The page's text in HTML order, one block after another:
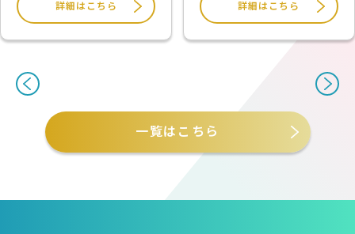
詳細はこちら 詳細はこちら
一覧はこちら